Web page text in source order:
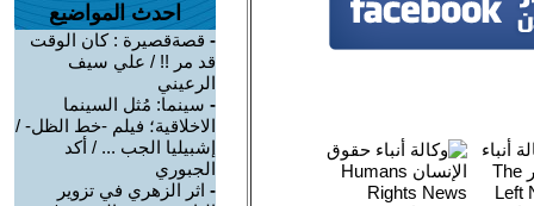
احدث المواضيع
- قصةقصيرة : كان الوقت
قد مر !! / علي سيف
الرعيني
- سينما: مُثل السينما
الاخلاقية؛ فيلم -خط الظل- /
إشبيليا الجب ... / أكد
الجبوري
- اثر الزهري في تزوير